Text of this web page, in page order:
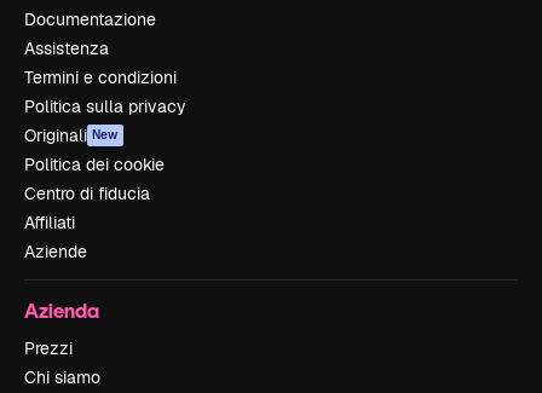
Documentazione
Assistenza
Termini e condizioni
Politica sulla privacy
Originali New
Politica dei cookie
Centro di fiducia
Affiliati
Aziende
Azienda
Prezzi
Chi siamo